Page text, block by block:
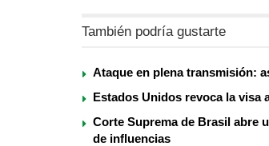
También podría gustarte
Ataque en plena transmisión:
Estados Unidos revoca la visa
Corte Suprema de Brasil abre
de influencias